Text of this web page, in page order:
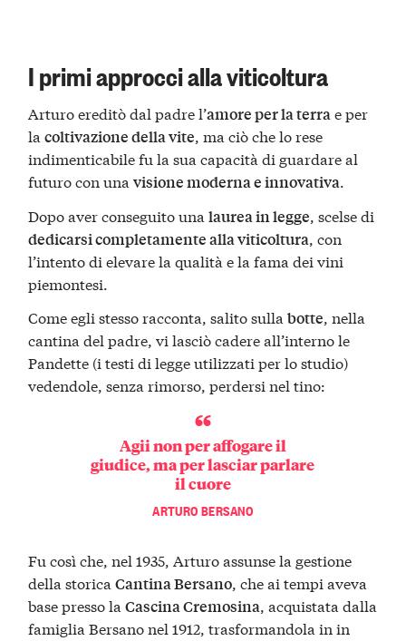
I primi approcci alla viticoltura
Arturo ereditò dal padre l’amore per la terrae per
lacoltivazione della vite, ma ciò che lo rese
indimenticabile fu la sua capacità di guardare al
futuro con unavisione moderna e innovativa.
Dopo aver conseguito unalaurea in legge, scelse di
dedicarsi completamente alla viticoltura, con
l’intento di elevare la qualità e la fama dei vini
piemontesi.
Come egli stesso racconta, salito sullabotte, nella
cantina del padre, vi lasciò cadere all’interno le
Pandette (i testi di legge utilizzati per lo studio)
vedendole, senza rimorso, perdersi nel tino:
Agii non per affogare il
giudice, ma per lasciar parlare
il cuore
ARTURO BERSANO
Fu così che, nel 1935, Arturo assunse la gestione
della storicaCantina Bersano, che ai tempi aveva
base presso laCascina Cremosina, acquistata dalla
famiglia Bersano nel 1912, trasformandola in in